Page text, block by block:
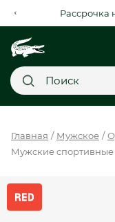
Рассрочка
SALE
Главная Мужское
Мужские